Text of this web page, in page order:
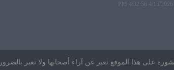
4/15/2026 4:32:56 PM
على هذا الموقع تعبر عن آراء أصحابها ولا تعبر